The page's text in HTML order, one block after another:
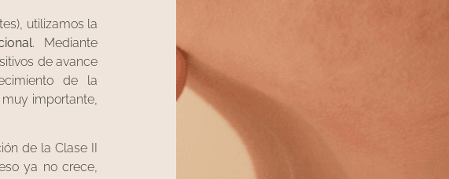
utilizamos la
. Mediante
de avance
de la
importante,
de la Clase II
ya no crece,